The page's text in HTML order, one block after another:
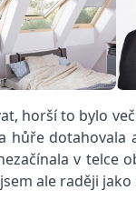
horší to bylo
v telce
ale raději jako